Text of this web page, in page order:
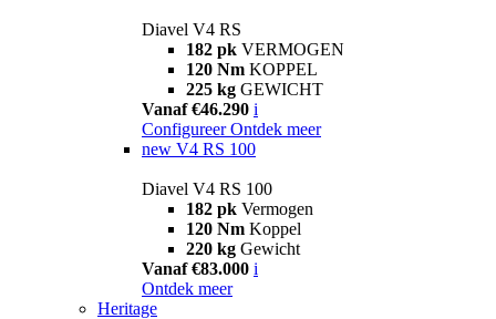
Diavel V4 RS
182 pk VERMOGEN
120 Nm KOPPEL
225 kg GEWICHT
Vanaf €46.290 i
Configureer Ontdek meer
new V4 RS 100
Diavel V4 RS 100
182 pk Vermogen
120 Nm Koppel
220 kg Gewicht
Vanaf €83.000 i
Ontdek meer
Heritage